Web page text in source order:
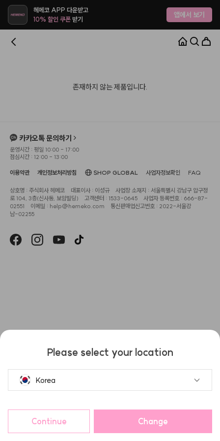
헤메코 APP 다운받고
10% 할인 쿠폰받기 앱에서 보기
존재하지 않는 제품입니다.
카카오톡 문의하기
운영시간 : 평일 10:00 - 17:00
점심시간 : 12:00 - 13:00
이용약관 개인정보처리방침 SHOP GLOBAL 사업자정보확인 FAQ
상호명 : 주식회사 헤메코 대표이사 : 이성규
사업장 소재지 : 서울특별시 강남구 압구정
로 104, 3층(신사동, 보암빌딩)
고객센터 : 1533-0645
사업자 등록번호 : 666-87-
02551
이메일 : help@hemeko.com
통신판매업신고번호 : 2022-서울강
남-02255
Please select your location
Korea
Continue Change